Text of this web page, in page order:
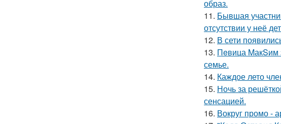
образ.
11. Бывшая
отсутствии у неё
12. В сети
13. Пeвица MакSим
семье.
14. Каждое лето
15. Ночь за
сенсацией.
16. Вокруг промо -